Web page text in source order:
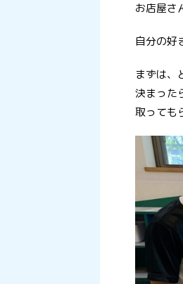
お店屋さ
自分の好
まずは、
決まった
取っても